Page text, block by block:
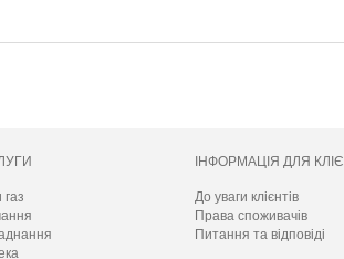
газ
ІНФОРМАЦІЯ ДЛЯ
До уваги клієнтів
Права споживачів
Питання та відповіді